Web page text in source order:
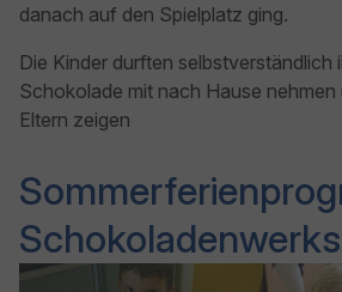
danach auf den Spielplatz ging.
Die Kinder durften selbstverständlich
Schokolade mit nach Hause nehmen
Eltern zeigen
Show larger version Show